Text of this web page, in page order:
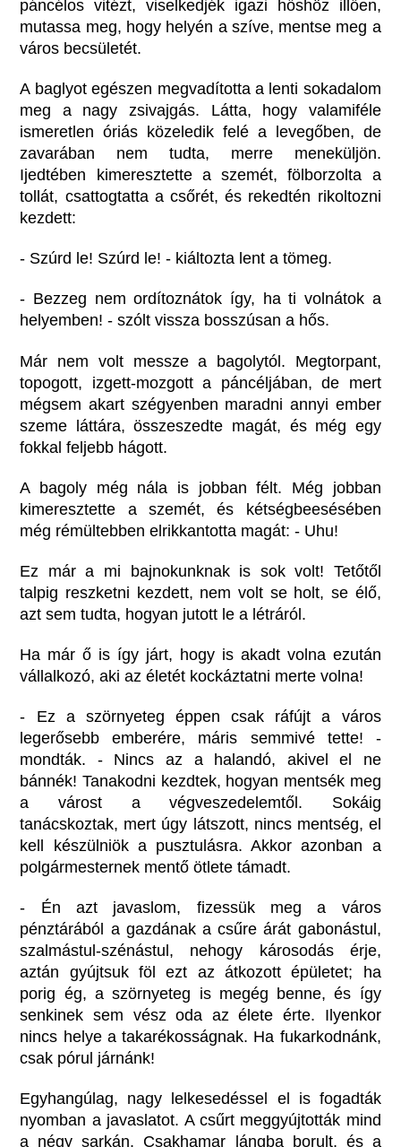
páncélos vitézt, viselkedjék igazi hőshöz illően,
mutassa meg, hogy helyén a szíve, mentse meg a
város becsületét.
A baglyot egészen megvadította a lenti sokadalom
meg a nagy zsivajgás. Látta, hogy valamiféle
ismeretlen óriás közeledik felé a levegőben, de
zavarában nem tudta, merre meneküljön.
Ijedtében kimeresztette a szemét, fölborzolta a
tollát, csattogtatta a csőrét, és rekedtén rikoltozni
kezdett:
- Szúrd le! Szúrd le! - kiáltozta lent a tömeg.
- Bezzeg nem ordítoznátok így, ha ti volnátok a
helyemben! - szólt vissza bosszúsan a hős.
Már nem volt messze a bagolytól. Megtorpant,
topogott, izgett-mozgott a páncéljában, de mert
mégsem akart szégyenben maradni annyi ember
szeme láttára, összeszedte magát, és még egy
fokkal feljebb hágott.
A bagoly még nála is jobban félt. Még jobban
kimeresztette a szemét, és kétségbeesésében
még rémültebben elrikkantotta magát: - Uhu!
Ez már a mi bajnokunknak is sok volt! Tetőtől
talpig reszketni kezdett, nem volt se holt, se élő,
azt sem tudta, hogyan jutott le a létráról.
Ha már ő is így járt, hogy is akadt volna ezután
vállalkozó, aki az életét kockáztatni merte volna!
- Ez a szörnyeteg éppen csak ráfújt a város
legerősebb emberére, máris semmivé tette! -
mondták. - Nincs az a halandó, akivel el ne
bánnék! Tanakodni kezdtek, hogyan mentsék meg
a várost a végveszedelemtől. Sokáig
tanácskoztak, mert úgy látszott, nincs mentség, el
kell készülniök a pusztulásra. Akkor azonban a
polgármesternek mentő ötlete támadt.
- Én azt javaslom, fizessük meg a város
pénztárából a gazdának a csűre árát gabonástul,
szalmástul-szénástul, nehogy károsodás érje,
aztán gyújtsuk föl ezt az átkozott épületet; ha
porig ég, a szörnyeteg is megég benne, és így
senkinek sem vész oda az élete érte. Ilyenkor
nincs helye a takarékosságnak. Ha fukarkodnánk,
csak pórul járnánk!
Egyhangúlag, nagy lelkesedéssel el is fogadták
nyomban a javaslatot. A csűrt meggyújtották mind
a négy sarkán. Csakhamar lángba borult, és a